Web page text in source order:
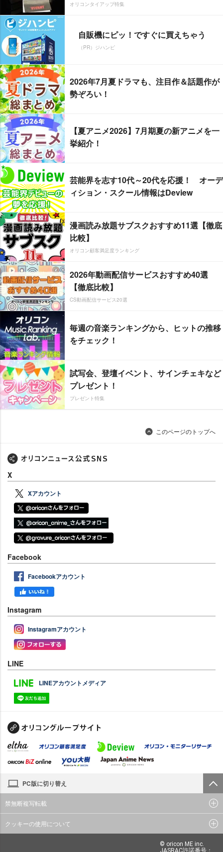
オリコンタイアップ特集
自販機にピッ！ですぐに買えちゃう
（PR）ジハンピ
2026年7月夏ドラマも、注目作＆話題作が
勢ぞろい！
【夏アニメ2026】7月期夏の新アニメを一
挙紹介！
芸能界を志す10代～20代を応援！ オーデ
ィション・スクール情報はDeview
漫画読み放題サブスクおすすめ11選【徹底
比較】
オリコン顧客満足度ランキング
2026年動画配信サービスおすすめ40選
【徹底比較】
CS動画配信サービス20選
毎週の音楽ランキングから、ヒットの推移
をチェック！
試写会、登壇イベント、サインチェキなど
プレゼント！
プレゼント特集
このページのトップへ
X
Xアカウント
Facebook
Facebookアカウント
Instagram
Instagramアカウント
LINE
LINEアカウントメディア
PC版に切り替え
禁無断複写転載
クッキーの使用について
© oricon ME inc.
JASRAC許諾番号：